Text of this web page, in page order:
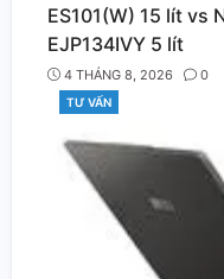
ES101(W) 15 lít vs
EJP134IVY 5 lít
4 THÁNG 8, 2026
0
CATEGORIES
TƯ VẤN